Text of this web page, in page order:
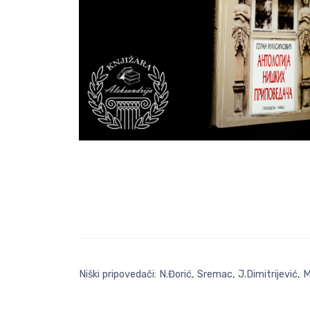
Niški pripovedači: N.Đorić, Sremac, J.Dimitrijević,